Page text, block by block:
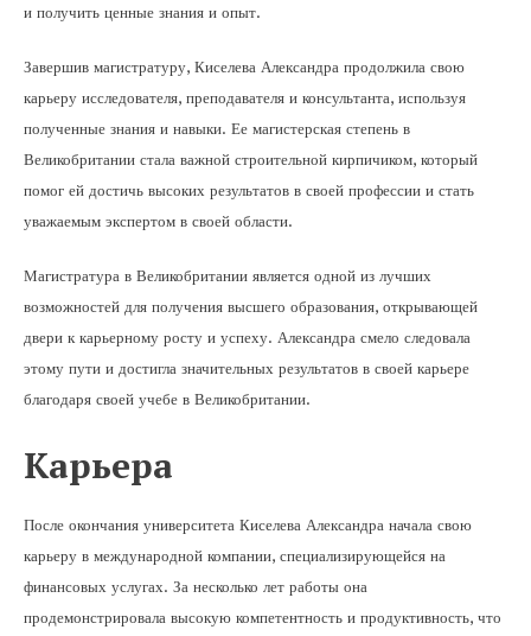
и получить ценные знания и опыт.
Завершив магистратуру, Киселева Александра продолжила свою
карьеру исследователя, преподавателя и консультанта, используя
полученные знания и навыки. Ее магистерская степень в
Великобритании стала важной строительной кирпичиком, который
помог ей достичь высоких результатов в своей профессии и стать
уважаемым экспертом в своей области.
Магистратура в Великобритании является одной из лучших
возможностей для получения высшего образования, открывающей
двери к карьерному росту и успеху. Александра смело следовала
этому пути и достигла значительных результатов в своей карьере
благодаря своей учебе в Великобритании.
Карьера
После окончания университета Киселева Александра начала свою
карьеру в международной компании, специализирующейся на
финансовых услугах. За несколько лет работы она
продемонстрировала высокую компетентность и продуктивность, что